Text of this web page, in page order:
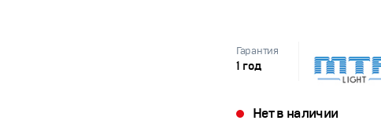
Гарантия
1 год
Нет в наличии